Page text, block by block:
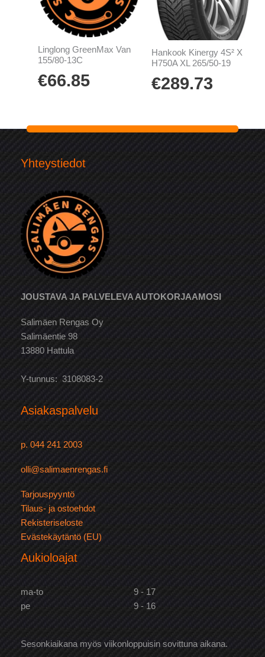
Linglong GreenMax Van
155/80-13C
€66.85
Hankook Kinergy 4S² X
H750A XL 265/50-19
€289.73
Yhteystiedot
JOUSTAVA JA PALVELEVA AUTOKORJAAMOSI
Salimäen Rengas Oy
Salimäentie 98
13880 Hattula
Y-tunnus: 3108083-2
Asiakaspalvelu
p. 044 241 2003
olli@salimaenrengas.fi
Tarjouspyyntö
Tilaus- ja ostoehdot
Rekisteriseloste
Evästekäytäntö (EU)
Aukioloajat
ma-to
9 - 17
pe
9 - 16
Sesonkiaikana myös viikonloppuisin sovittuna aikana.